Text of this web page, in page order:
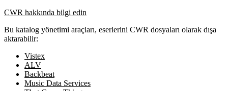
CWR hakkında bilgi edin
Bu katalog yönetimi araçları, eserlerini CWR dosyaları olarak dışa
aktarabilir:
Vistex
ALV
Backbeat
Music Data Services